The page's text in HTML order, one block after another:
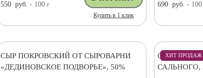
550 руб. - 100 г
Купить в 1 клик
690 руб. -
СЫР ПОКРОВСКИЙ ОТ СЫРОВАРНИ
«ДЕДИНОВСКОЕ ПОДВОРЬЕ», 50%
ХИТ ПРОДАЖ
СЫР
САЛЬНОГО,